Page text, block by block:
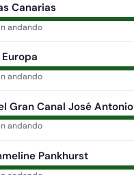
Canarias
andando
andando
Gran Canal José
andando
Pankhurst